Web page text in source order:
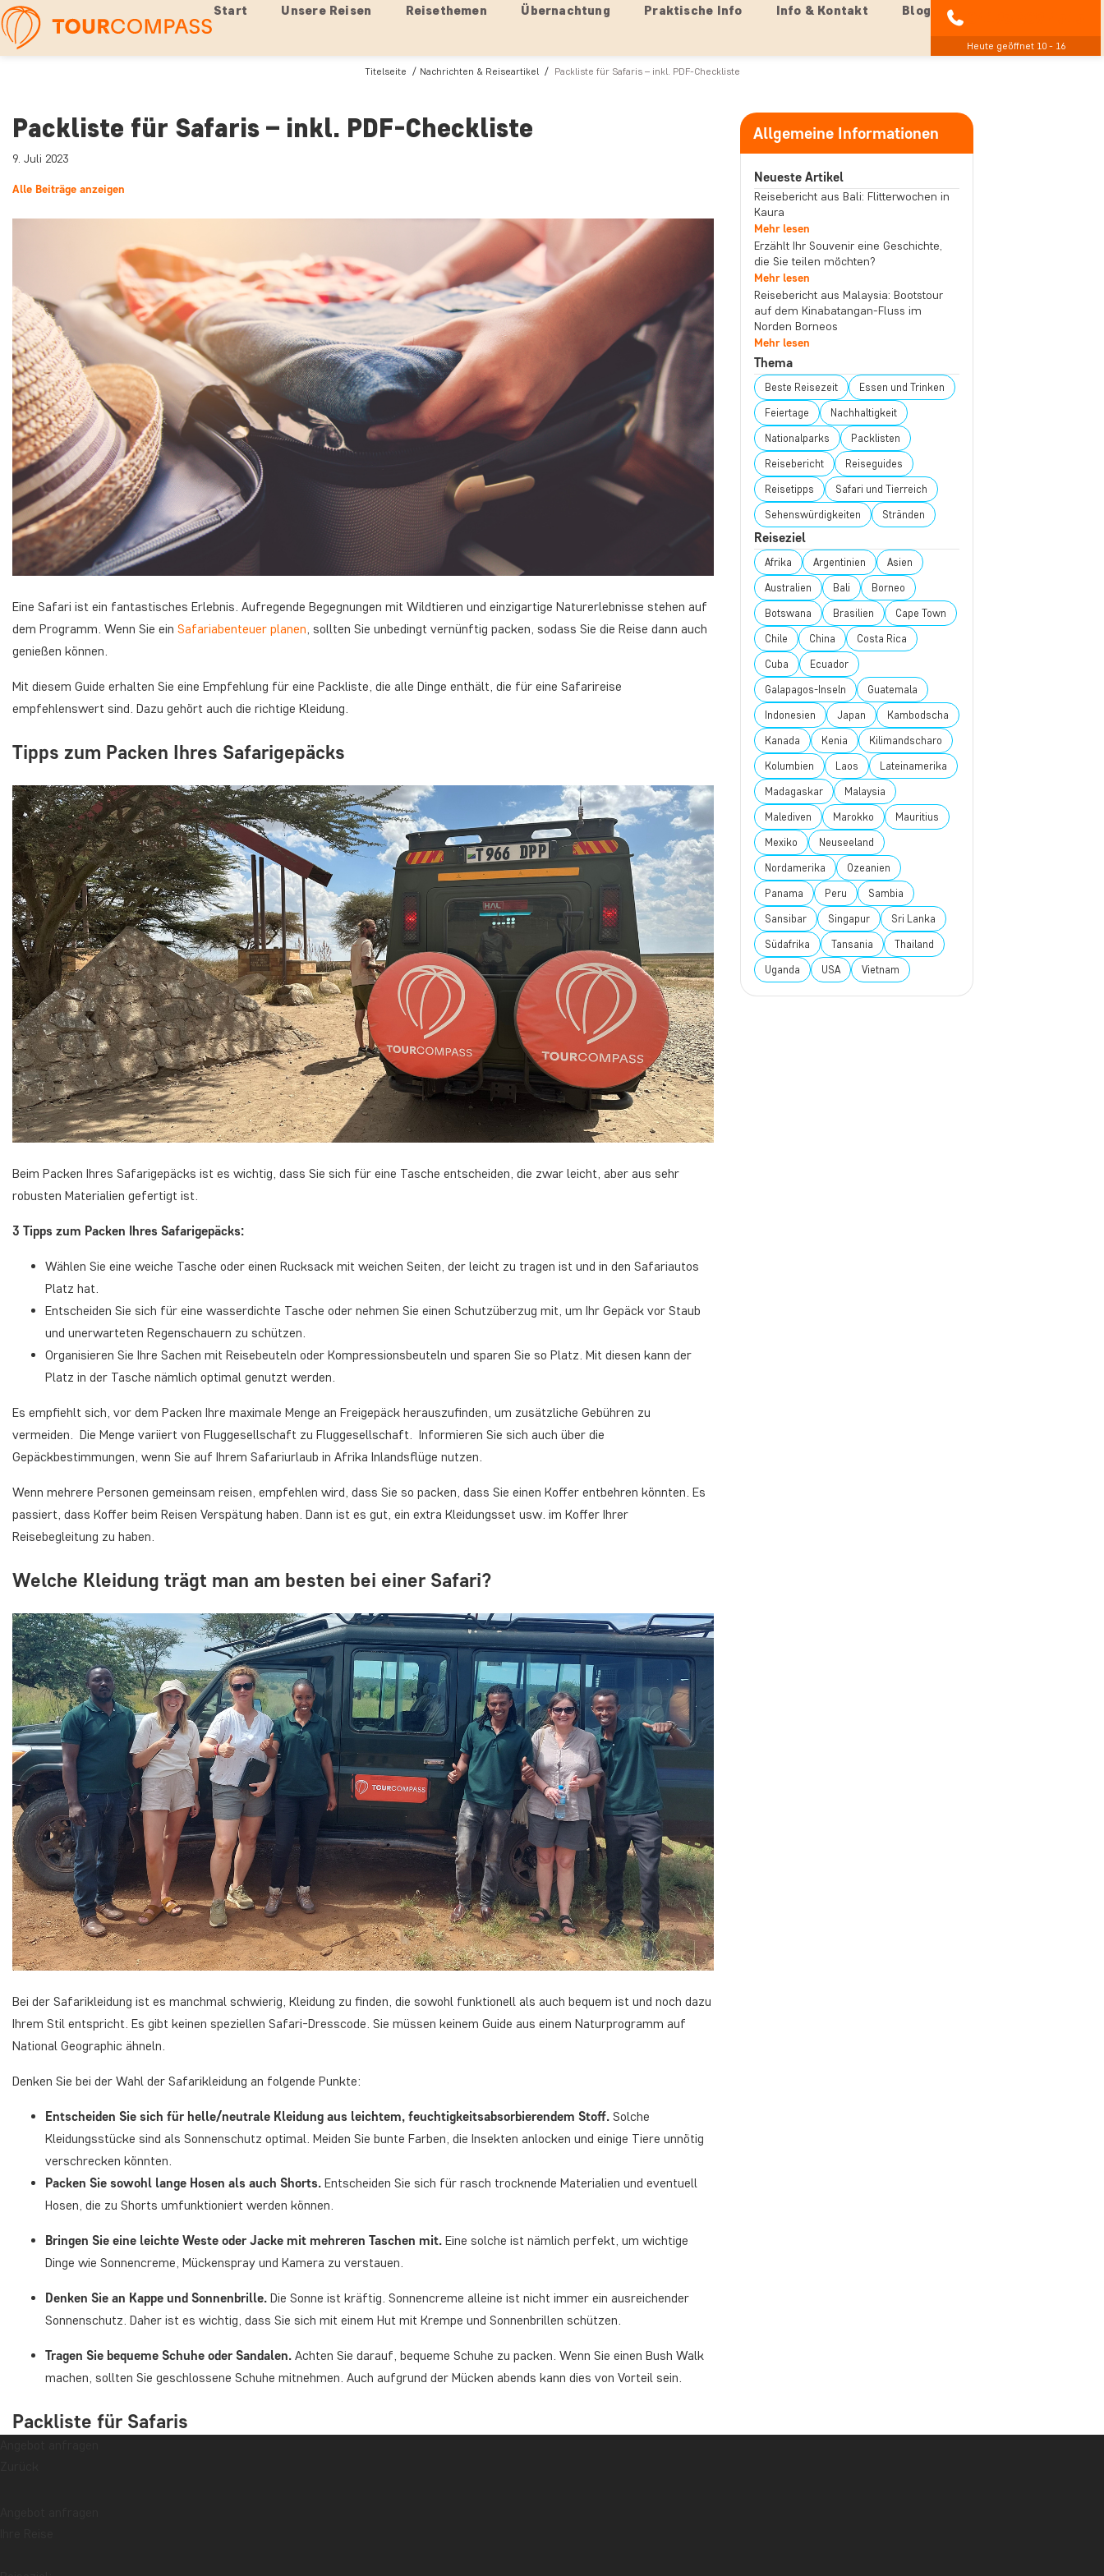
Start Unsere Reisen Reisethemen Übernachtung Praktische Info Info & Kontakt Blog
Heute geöffnet 10 - 16
Titelseite Nachrichten & Reiseartikel Packliste für Safaris – inkl. PDF-Checkliste
Packliste für Safaris – inkl. PDF-Checkliste
9. Juli 2023
Alle Beiträge anzeigen
Eine Safari ist ein fantastisches Erlebnis. Aufregende Begegnungen mit Wildtieren und einzigartige Naturerlebnisse stehen auf
dem Programm. Wenn Sie ein Safariabenteuer planen, sollten Sie unbedingt vernünftig packen, sodass Sie die Reise dann auch
genießen können.
Mit diesem Guide erhalten Sie eine Empfehlung für eine Packliste, die alle Dinge enthält, die für eine Safarireise
empfehlenswert sind. Dazu gehört auch die richtige Kleidung.
Tipps zum Packen Ihres Safarigepäcks
Beim Packen Ihres Safarigepäcks ist es wichtig, dass Sie sich für eine Tasche entscheiden, die zwar leicht, aber aus sehr
robusten Materialien gefertigt ist.
3 Tipps zum Packen Ihres Safarigepäcks:
Wählen Sie eine weiche Tasche oder einen Rucksack mit weichen Seiten, der leicht zu tragen ist und in den Safariautos
Platz hat.
Entscheiden Sie sich für eine wasserdichte Tasche oder nehmen Sie einen Schutzüberzug mit, um Ihr Gepäck vor Staub
und unerwarteten Regenschauern zu schützen.
Organisieren Sie Ihre Sachen mit Reisebeuteln oder Kompressionsbeuteln und sparen Sie so Platz. Mit diesen kann der
Platz in der Tasche nämlich optimal genutzt werden.
Es empfiehlt sich, vor dem Packen Ihre maximale Menge an Freigepäck herauszufinden, um zusätzliche Gebühren zu
vermeiden. Die Menge variiert von Fluggesellschaft zu Fluggesellschaft. Informieren Sie sich auch über die
Gepäckbestimmungen, wenn Sie auf Ihrem Safariurlaub in Afrika Inlandsflüge nutzen.
Wenn mehrere Personen gemeinsam reisen, empfehlen wird, dass Sie so packen, dass Sie einen Koffer entbehren könnten. Es
passiert, dass Koffer beim Reisen Verspätung haben. Dann ist es gut, ein extra Kleidungsset usw. im Koffer Ihrer
Reisebegleitung zu haben.
Welche Kleidung trägt man am besten bei einer Safari?
Bei der Safarikleidung ist es manchmal schwierig, Kleidung zu finden, die sowohl funktionell als auch bequem ist und noch dazu
Ihrem Stil entspricht. Es gibt keinen speziellen Safari-Dresscode. Sie müssen keinem Guide aus einem Naturprogramm auf
National Geographic ähneln.
Denken Sie bei der Wahl der Safarikleidung an folgende Punkte:
Entscheiden Sie sich für helle/neutrale Kleidung aus leichtem, feuchtigkeitsabsorbierendem Stoff. Solche
Kleidungsstücke sind als Sonnenschutz optimal. Meiden Sie bunte Farben, die Insekten anlocken und einige Tiere unnötig
verschrecken könnten.
Packen Sie sowohl lange Hosen als auch Shorts. Entscheiden Sie sich für rasch trocknende Materialien und eventuell
Hosen, die zu Shorts umfunktioniert werden können.
Bringen Sie eine leichte Weste oder Jacke mit mehreren Taschen mit. Eine solche ist nämlich perfekt, um wichtige
Dinge wie Sonnencreme, Mückenspray und Kamera zu verstauen.
Denken Sie an Kappe und Sonnenbrille. Die Sonne ist kräftig. Sonnencreme alleine ist nicht immer ein ausreichender
Sonnenschutz. Daher ist es wichtig, dass Sie sich mit einem Hut mit Krempe und Sonnenbrillen schützen.
Tragen Sie bequeme Schuhe oder Sandalen. Achten Sie darauf, bequeme Schuhe zu packen. Wenn Sie einen Bush Walk
machen, sollten Sie geschlossene Schuhe mitnehmen. Auch aufgrund der Mücken abends kann dies von Vorteil sein.
Packliste für Safaris
Allgemeine Informationen
Neueste Artikel
Reisebericht aus Bali: Flitterwochen in
Kaura
Mehr lesen
Erzählt Ihr Souvenir eine Geschichte,
die Sie teilen möchten?
Mehr lesen
Reisebericht aus Malaysia: Bootstour
auf dem Kinabatangan-Fluss im
Norden Borneos
Mehr lesen
Thema
Beste Reisezeit Essen und Trinken
Feiertage Nachhaltigkeit
Nationalparks Packlisten
Reisebericht Reiseguides
Reisetipps Safari und Tierreich
Sehenswürdigkeiten Stränden
Reiseziel
Afrika Argentinien Asien
Australien Bali Borneo
Botswana Brasilien Cape Town
Chile China Costa Rica
Cuba Ecuador
Galapagos-Inseln Guatemala
Indonesien Japan Kambodscha
Kanada Kenia Kilimandscharo
Kolumbien Laos Lateinamerika
Madagaskar Malaysia
Malediven Marokko Mauritius
Mexiko Neuseeland
Nordamerika Ozeanien
Panama Peru Sambia
Sansibar Singapur Sri Lanka
Südafrika Tansania Thailand
Uganda USA Vietnam